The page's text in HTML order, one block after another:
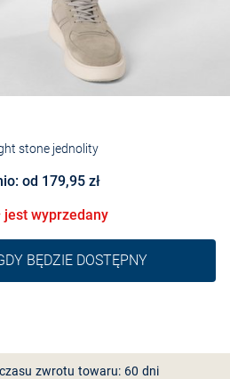
stone jednolity
od 179,95 zł
jest wyprzedany
BĘDZIE DOSTĘPNY
czasu zwrotu towaru: 60 dni